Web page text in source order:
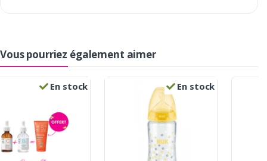
Vous pourriez également aimer
En stock En stock